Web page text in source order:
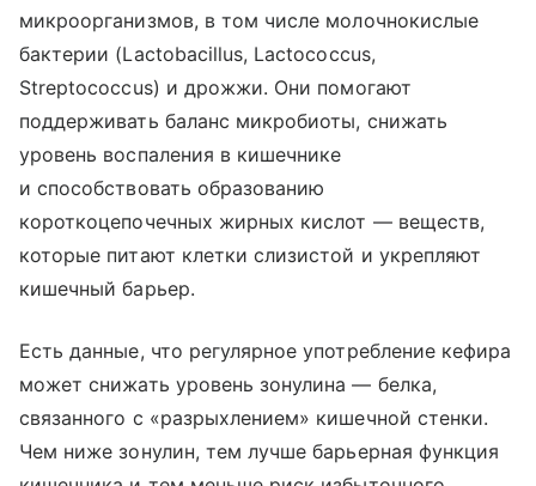
микроорганизмов, в том числе молочнокислые
бактерии (Lactobacillus, Lactococcus,
Streptococcus) и дрожжи. Они помогают
поддерживать баланс микробиоты, снижать
уровень воспаления в кишечнике
и способствовать образованию
короткоцепочечных жирных кислот — веществ,
которые питают клетки слизистой и укрепляют
кишечный барьер.
Есть данные, что регулярное употребление кефира
может снижать уровень зонулина — белка,
связанного с «разрыхлением» кишечной стенки.
Чем ниже зонулин, тем лучше барьерная функция